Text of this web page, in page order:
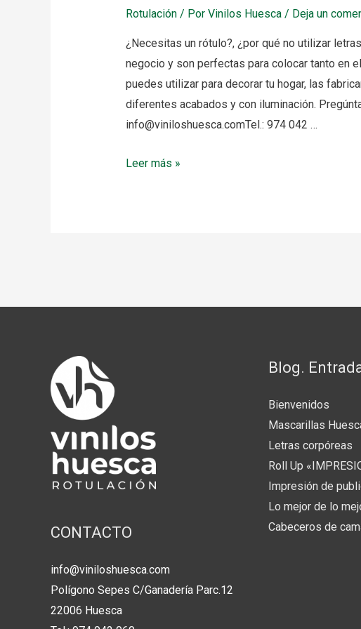
Rotulación/ Por Vinilos Huesca / Deja un
¿Necesitas un rótulo?, ¿por qué no utilizar
negocio y son perfectas para colocar tanto en
puedes utilizar para decorar tu hogar, las
diferentes acabados y con iluminación.
info@viniloshuesca.comTel.: 974 042 …
Letras
Leer más »
CONTACTO
info@viniloshuesca.com
Polígono Sepes C/Ganadería Parc.12
22006 Huesca
Blog.
Bienvenidos
Mascarillas
Letras corpóreas
Roll Up
Impresión de
Lo mejor de lo
Cabeceros de